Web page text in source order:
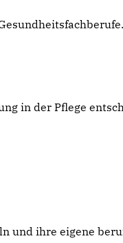
in der Pflege
und ihre eigene